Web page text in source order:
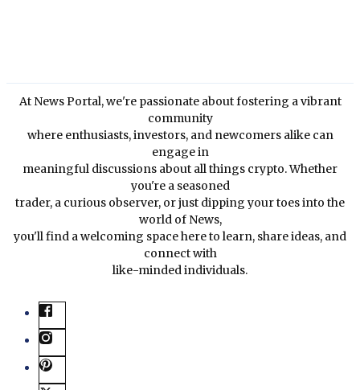
At News Portal, we're passionate about fostering a vibrant
community
where enthusiasts, investors, and newcomers alike can
engage in
meaningful discussions about all things crypto. Whether
you're a seasoned
trader, a curious observer, or just dipping your toes into the
world of News,
you'll find a welcoming space here to learn, share ideas, and
connect with
like-minded individuals.